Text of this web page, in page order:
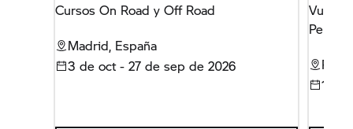
Cursos On Road y Off Road
Madrid, España
3 de oct - 27 de sep de 2026
16 -